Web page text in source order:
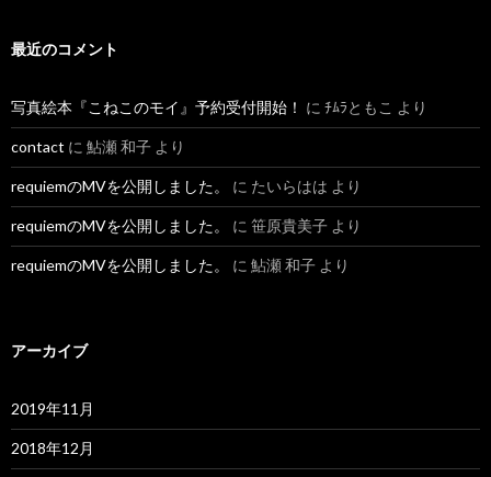
最近のコメント
写真絵本『こねこのモイ』予約受付開始！ に ﾁﾑﾗともこ より
contact に 鮎瀬 和子 より
requiemのMVを公開しました。 に たいらはは より
requiemのMVを公開しました。 に 笹原貴美子 より
requiemのMVを公開しました。 に 鮎瀬 和子 より
アーカイブ
2019年11月
2018年12月